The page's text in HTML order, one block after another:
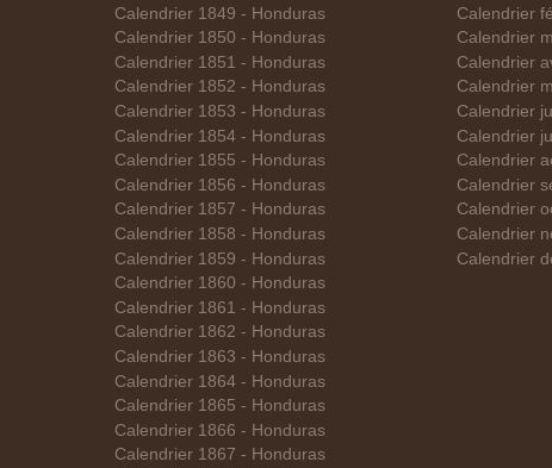
Calendrier 1849 - Honduras
Calendrier 1850 - Honduras
Calendrier 1851 - Honduras
Calendrier 1852 - Honduras
Calendrier 1853 - Honduras
Calendrier 1854 - Honduras
Calendrier 1855 - Honduras
Calendrier 1856 - Honduras
Calendrier 1857 - Honduras
Calendrier 1858 - Honduras
Calendrier 1859 - Honduras
Calendrier 1860 - Honduras
Calendrier 1861 - Honduras
Calendrier 1862 - Honduras
Calendrier 1863 - Honduras
Calendrier 1864 - Honduras
Calendrier 1865 - Honduras
Calendrier 1866 - Honduras
Calendrier 1867 - Honduras
Calendrier
Calendrier
Calendrier
Calendrier
Calendrier
Calendrier
Calendrier
Calendrier
Calendrier
Calendrier
Calendrier